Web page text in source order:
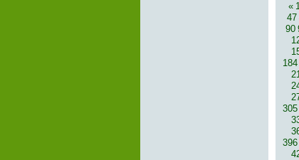
«
47
90
184
305
396